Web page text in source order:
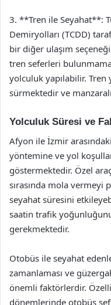
3. **Tren ile Seyahat**:
Demiryolları (TCDD)
bir diğer ulaşım
tren seferleri
yolculuk yapılabilir.
sürmektedir ve
Yolculuk Süresi ve
Afyon ile İzmir
yöntemine ve yol
göstermektedir. Özel
sırasında mola vermeyi
seyahat süresini
saatin trafik
gerekmektedir.
Otobüs ile seyahat
zamanlaması ve
önemli faktörlerdir.
dönemlerinde otobüs